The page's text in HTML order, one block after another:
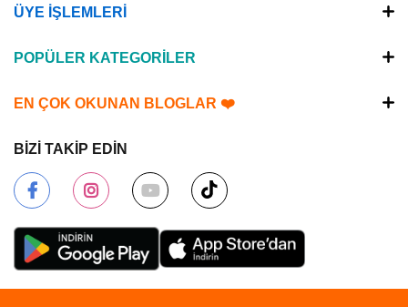
ÜYE İŞLEMLERİ
POPÜLER KATEGORİLER
EN ÇOK OKUNAN BLOGLAR ❤️
BİZİ TAKİP EDİN